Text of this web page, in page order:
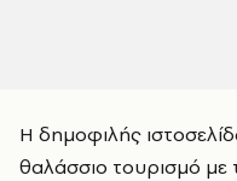
Η δημοφιλής
θαλάσσιο τουρισμό